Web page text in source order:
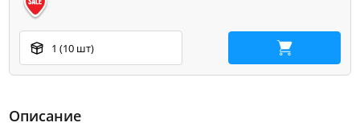
1 (10 шт) В корзину
Описание